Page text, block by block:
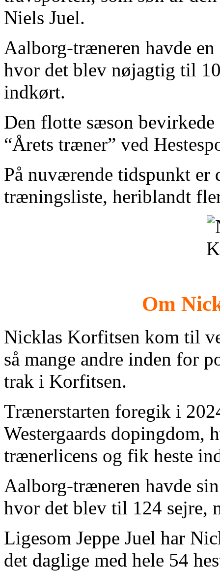
Niels Juel.
Aalborg-træneren havde
hvor det blev nøjagtig til
indkørt.
Den flotte sæson
“Årets træner” ved
På nuværende tidspunkt er
træningsliste, heriblandt
Om
Nicklas Korfitsen kom til
så mange andre inden for
trak i Korfitsen.
Trænerstarten foregik i
Westergaards dopingdom,
trænerlicens og fik heste
Aalborg-træneren havde
hvor det blev til 124 sejre,
Ligesom Jeppe Juel har
det daglige med hele 54